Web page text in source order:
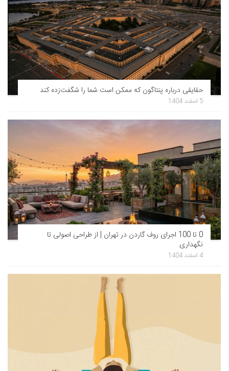
حقایقی درباره پنتاگون که ممکن است شما را شگفت‌زده کند
5 اسفند 1404
0 تا 100 اجرای روف گاردن در تهران | از طراحی اصولی تا
نگهداری
4 اسفند 1404